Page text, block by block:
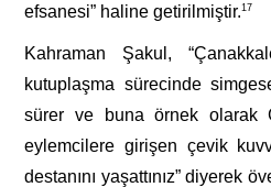
efsanesi” haline getirilmiştir.17
Kahraman Şakul,
kutuplaşma sürecinde
sürer ve buna örnek olarak
eylemcilere girişen çevik
destanını yaşattınız” diyerek